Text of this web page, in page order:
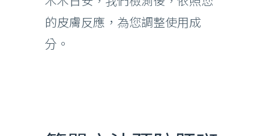
的皮膚反應，為您調整使用成
分。